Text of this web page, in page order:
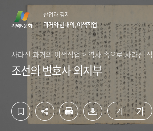
산업과 경제
과거와 현대의, 이색직업
사라진 과거의 이색직업 > 역사 속으로 사라진
조선의 변호사 외지부
가 가